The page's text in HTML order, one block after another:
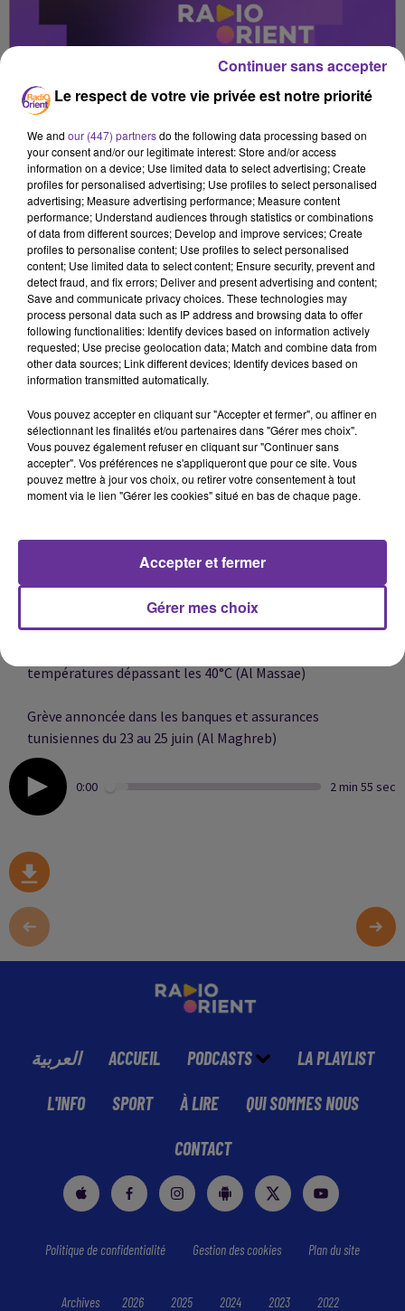
Maroc Algérie
Tunisie
Les Unes du Maghreb
22 juin 2026 - 2 min 55 sec
L’ALGÉRIE SORT DE LA LISTE GRISE DU GAFI
TANDIS QUE LE MAROC ENDEUILLÉ PAR UN
CRASH AÉRIEN
Radio Orient
Revue de presse des médias du Maghreb
Au sommaire:
L’Algérie retirée de la liste grise du GAFI après ses
réformes financières (El Khabar)
efforts de l’Algérie (Echourouk)
Deux ressortissants français meurent dans le crash d’un
avion léger près d’Al Hoceïma (Hespress)
températures dépassant les 40°C (Al Massae)
Grève annoncée dans les banques et assurances
tunisiennes du 23 au 25 juin (Al Maghreb)
0:00 2 min 55 sec
العربية ACCUEIL PODCASTS LA PLAYLIST
L'INFO SPORT À LIRE QUI SOMMES NOUS
CONTACT
Politique de confidentialité Gestion des cookies Plan du site
Archives 2026 2025 2024 2023 2022
Le respect de votre vie privée est notre priorité
We and our (447) partnersdo the following data processing based on
your consent and/or our legitimate interest: Store and/or access
information on a device; Use limited data to select advertising; Create
profiles for personalised advertising; Use profiles to select personalised
advertising; Measure advertising performance; Measure content
performance; Understand audiences through statistics or combinations
of data from different sources; Develop and improve services; Create
profiles to personalise content; Use profiles to select personalised
content; Use limited data to select content; Ensure security, prevent and
detect fraud, and fix errors; Deliver and present advertising and content;
Save and communicate privacy choices. These technologies may
process personal data such as IP address and browsing data to offer
following functionalities: Identify devices based on information actively
requested; Use precise geolocation data; Match and combine data from
other data sources; Link different devices; Identify devices based on
information transmitted automatically.
Vous pouvez accepter en cliquant sur "Accepter et fermer", ou affiner en
sélectionnant les finalités et/ou partenaires dans "Gérer mes choix".
Vous pouvez également refuser en cliquant sur "Continuer sans
accepter". Vos préférences ne s'appliqueront que pour ce site. Vous
pouvez mettre à jour vos choix, ou retirer votre consentement à tout
moment via le lien "Gérer les cookies" situé en bas de chaque page.
Gérer mes choix
Accepter et fermer
Continuer sans accepter